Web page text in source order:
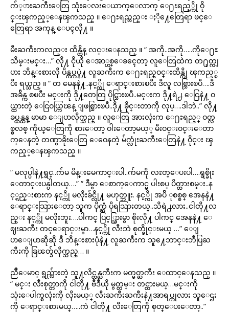
က်္ားႀကီးေတြ သုံးေလးေယာက္ေလာက္ ေ႐ႊရည့္ကို ဝို
င္းၾကည့္ေနၾကသည္ ။ ေ႐ႊရည္လည္း ႏို႔ေတြေရာ ဖင္ေ
တြေရာ အကုန္ ေပၚလို႔ ။
မီးႀကီးကလည္း ထိန္ထိန္ လင္းေနသည္ ။ “ အကို..အကို…..ကိုေ႐ႊ
သိမ္းမင္း…” လို႔ ငိုယို ေအာ္ဟစ္ေခၚေတာ့ လူေတြထဲက တ႐ုတ္ကျ
ပား ဘိန္းစားလို ပိန္ကပ္ကပ္နဲ႔ လူႀကီးက ေ႐ႊရည္ဝင္းထိန္ကို ၾကည့္ၿ
ပီး ရယ္သည္ ။ “ တ မေနနဲ႔..နင့္ကို ေရာင္းစားၿပီး ဒီလူ လစ္သြားၿပီ….ဒီ
အခ်ိန္က စၿပီး မင္းကို ဒို႔တေတြ ပိုင္သြားၿပီ..မင္းက ဒို႔ရဲ႕ ေငြနဲ႔ ဝ
ယ္ထားတဲ့ ေငြဝယ္ကြၽန္ ျဖစ္သြားၿပီ..ဒို႔ ခိုင္းတာကို လုပ္….ဒါဘဲ..” လို႔
ခပ္ထန္ထန္ မာမာ ေျပာလိုက္သည္ ။ လူေတြ အားလုံးက ေ႐ႊရည့္ ဝတ္လ
စ္စလစ္ ကိုယ္ေတြကို စားေတာ့ ဝါးေတာ့မယ့္ မီးဝင္းဝင္းေတာ
က္ေနတဲ့ တဏွာခိုးေတြ ေဝေနတဲ့ မ်က္လုံးႀကီးေတြနဲ႔ ဝိုင္း ၾ
ကည့္ေနၾကသည္ ။
“ မလုပ္ပါနဲ႔ရွင္..က်မ မိန္းမေကာင္းပါ..က်မကို လႊတ္ေပးပါ….ရွစ္ခိုး
ေတာင္းပန္ပါတယ္….” “ ဒီမွာ ေစာက္ေကာင္မ ပါးစပ္ ပိတ္ထားစမ္း..န
င့္ရည္းစားက နင့္ကို မလိုးခ်င္လို႔ မဟုတ္ဘူး. နင့္ကို အပ်ိ ုစစ္စစ္ အေနနဲ႔
ေရာင္းသြားေတာ့ သူက ပိုက္ဆံ ပိုရသြားတယ္..သိရဲ႕လား..ငါတို႔လ
ည္း နင့္ကို မလိုးဘူး….ပါကင္ ပြင့္သြားမွာ စိုးလို႔ ပါကင္ အေနနဲ႔ ေ
ဈးႀကီး တင္ေရာင္းမွာ…နင့္ကို လီးဘဲ စုတ္ခိုင္းမယ္ …” ေျ
ပာေျပာဆိုဆို ဒီ ဘိန္းစားပုံနဲ႔ လူႀကီးက သူ႔ေဘာင္းဘီပြႀ
ကီးကို ခြၽတ္ခ်လိုက္သည္… ။
ညိဳေမာင္ ရွည္လ်ားတဲ့ သူ႔လိင္တန္ႀကီးက မတ္မတ္ႀကီး ေထာင္ေနသည္ ။
“ မင္း လီးစုတ္တာကို ငါတို႔ ဗီဒီယို မွတ္တမ္း တင္ထားမယ္…မင္းကို
သုံးေပါက္စလုံးကို လိုးမယ့္ လီးႀကီးႀကီးနဲ႔အာရပ္ကုလား သူေဌး
ကို ေရာင္းစားမယ္…..ကဲ ငါတို႔ လီးေတြကို စုတ္ေပးေတာ့..”